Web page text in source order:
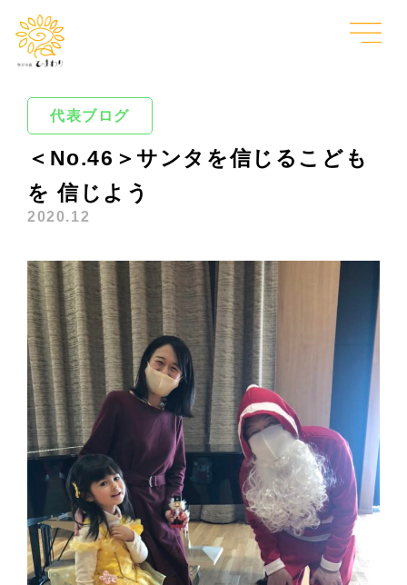
代表ブログ
＜No.46＞サンタを信じるこども
を 信じよう
2020.12